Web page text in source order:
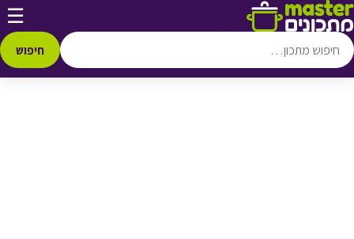
דלג לתוכן ☰
חיפוש
♥ הוספה